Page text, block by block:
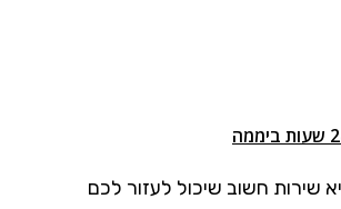
שירות חשוב שיכול לעזור לכם